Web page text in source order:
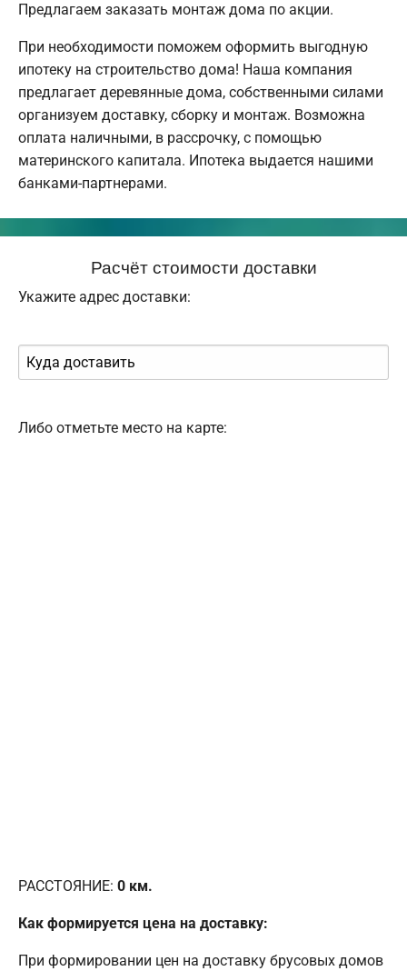
Предлагаем заказать монтаж дома по акции.
При необходимости поможем оформить выгодную
ипотеку на строительство дома! Наша компания
предлагает деревянные дома, собственными силами
организуем доставку, сборку и монтаж. Возможна
оплата наличными, в рассрочку, с помощью
материнского капитала. Ипотека выдается нашими
банками-партнерами.
Расчёт стоимости доставки
Укажите адрес доставки:
Либо отметьте место на карте:
РАССТОЯНИЕ: 0 км.
Как формируется цена на доставку:
При формировании цен на доставку брусовых домов